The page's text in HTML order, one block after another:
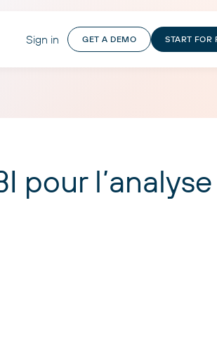
Sign in GET A DEMO START FOR
pour l’analyse